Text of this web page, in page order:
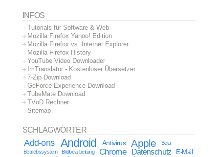
INFOS
Tutorials für Software & Web
Mozilla Firefox Yahoo! Edition
Mozilla Firefox vs. Internet Explorer
Mozilla Firefox History
YouTube Video Downloader
ImTranslator - Kostenloser Übersetzer
7-Zip Download
GeForce Experience Download
TubeMate Download
TVöD Rechner
Sitemap
SCHLAGWÖRTER
Add-ons Android Antivirus Apple
Beta
Betriebssystem
Bildbearbeitung Chrome Datenschutz E-Mail